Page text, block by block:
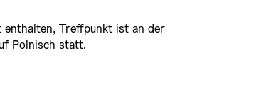
enthalten, Treffpunkt ist an der
Polnisch statt.